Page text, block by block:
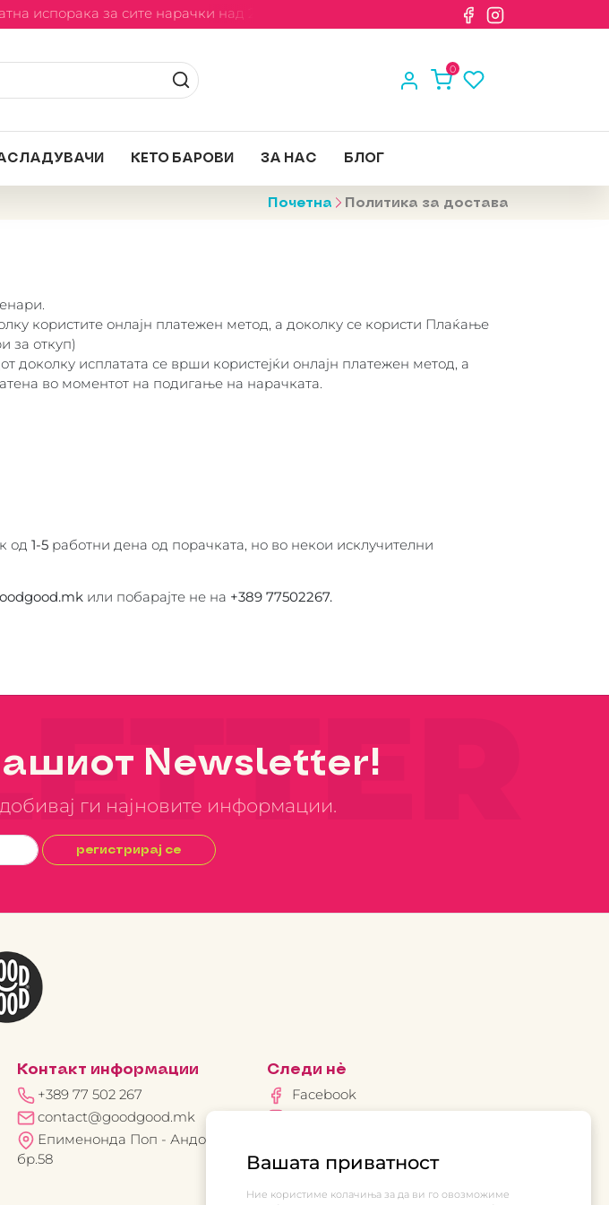
Вашата приватност
Ние користиме колачиња за да ви го овозможиме
испорака за сите нарачки над 2000 денари
0
КЕТО БАРОВИ ЗА НАС БЛОГ
Почетна Политика за достава
користите онлајн платежен метод, а доколку се користи Плаќање
за откуп)
доколку исплатата се врши користејќи онлајн платежен метод, а
во моментот на подигање на нарачката.
од 1-5 работни дена од порачката, но во некои исклучителни
или побарајте не на +389 77502267.
Newsletter!
ги најновите информации.
регистрирај се
Контакт информации
+389 77 502 267
contact@goodgood.mk
Епименонда Поп - Андонов
бр.58
Следи нè
Facebook
Instagram